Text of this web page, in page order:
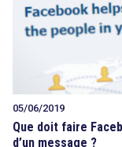
05/06/2019
Que doit faire
d’un message ?